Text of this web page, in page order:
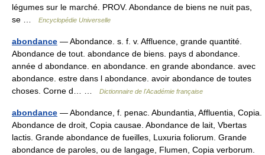
légumes sur le marché. PROV. Abondance de biens ne nuit pas,
se …
Encyclopédie Universelle
abondance — Abondance. s. f. v. Affluence, grande quantité.
Abondance de tout. abondance de biens. pays d abondance.
année d abondance. en abondance. en grande abondance. avec
abondance. estre dans l abondance. avoir abondance de toutes
choses. Corne d… …
Dictionnaire de l'Académie française
abondance — Abondance, f. penac. Abundantia, Affluentia, Copia.
Abondance de droit, Copia causae. Abondance de lait, Vbertas
lactis. Grande abondance de fueilles, Luxuria foliorum. Grande
abondance de paroles, ou de langage, Flumen, Copia verborum.